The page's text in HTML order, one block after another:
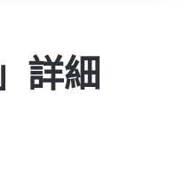
詳細